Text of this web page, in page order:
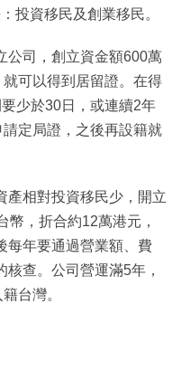
投資移民及創業移民。
公司，創立資金額600萬
可以得到居留證。在得
少於30日，或連續2年
定局證，之後再設籍就
產相對投資移民少，開立
幣，折合約12萬港元，
每年要通過營業額、費
查。公司營運滿5年，
台灣。